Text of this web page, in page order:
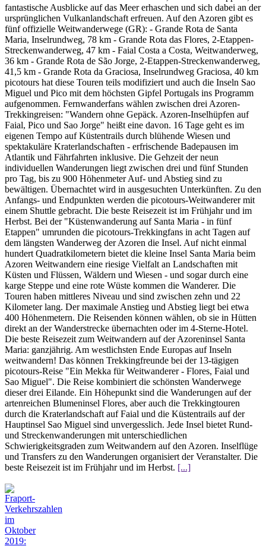
fantastische Ausblicke auf das Meer erhaschen und sich dabei an der
ursprünglichen Vulkanlandschaft erfreuen. Auf den Azoren gibt es
fünf offizielle Weitwanderwege (GR): - Grande Rota de Santa
Maria, Inselrundweg, 78 km - Grande Rota das Flores, 2-Etappen-
Streckenwanderweg, 47 km - Faial Costa a Costa, Weitwanderweg,
36 km - Grande Rota de São Jorge, 2-Etappen-Streckenwanderweg,
41,5 km - Grande Rota da Graciosa, Inselrundweg Graciosa, 40 km
picotours hat diese Touren teils modifiziert und auch die Inseln Sao
Miguel und Pico mit dem höchsten Gipfel Portugals ins Programm
aufgenommen. Fernwanderfans wählen zwischen drei Azoren-
Trekkingreisen: "Wandern ohne Gepäck. Azoren-Inselhüpfen auf
Faial, Pico und Sao Jorge" heißt eine davon. 16 Tage geht es im
eigenen Tempo auf Küstentrails durch blühende Wiesen und
spektakuläre Kraterlandschaften - erfrischende Badepausen im
Atlantik und Fährfahrten inklusive. Die Gehzeit der neun
individuellen Wanderungen liegt zwischen drei und fünf Stunden
pro Tag, bis zu 900 Höhenmeter Auf- und Abstieg sind zu
bewältigen. Übernachtet wird in ausgesuchten Unterkünften. Zu den
Anfangs- und Endpunkten werden die picotours-Weitwanderer mit
einem Shuttle gebracht. Die beste Reisezeit ist im Frühjahr und im
Herbst. Bei der "Küstenwanderung auf Santa Maria - in fünf
Etappen" umrunden die picotours-Trekkingfans in acht Tagen auf
dem längsten Wanderweg der Azoren die Insel. Auf nicht einmal
hundert Quadratkilometern bietet die kleine Insel Santa Maria beim
Azoren Weitwandern eine riesige Vielfalt an Landschaften mit
Küsten und Flüssen, Wäldern und Wiesen - und sogar durch eine
karge Steppe und eine rote Wüste kommen die Wanderer. Die
Touren haben mittleres Niveau und sind zwischen zehn und 22
Kilometer lang. Der maximale Anstieg und Abstieg liegt bei etwa
400 Höhenmetern. Die Reisenden können wählen, ob sie in Hütten
direkt an der Wanderstrecke übernachten oder im 4-Sterne-Hotel.
Die beste Reisezeit zum Weitwandern auf der Azoreninsel Santa
Maria: ganzjährig. Am westlichsten Ende Europas auf Inseln
weitwandern! Das können Trekkingfreunde bei der 13-tägigen
picotours-Reise "Ein Mekka für Weitwanderer - Flores, Faial und
Sao Miguel". Die Reise kombiniert die schönsten Wanderwege
dieser drei Eilande. Ein Höhepunkt sind die Wanderungen auf der
artenreichen Blumeninsel Flores, aber auch die Trekkingtouren
durch die Kraterlandschaft auf Faial und die Küstentrails auf der
Hauptinsel Sao Miguel sind unvergesslich. Jede Insel bietet Rund-
und Streckenwanderungen mit unterschiedlichen
Schwierigkeitsgraden zum Weitwandern auf den Azoren. Inselflüge
und Transfers zu den Wanderungen organisiert der Veranstalter. Die
beste Reisezeit ist im Frühjahr und im Herbst. [...]